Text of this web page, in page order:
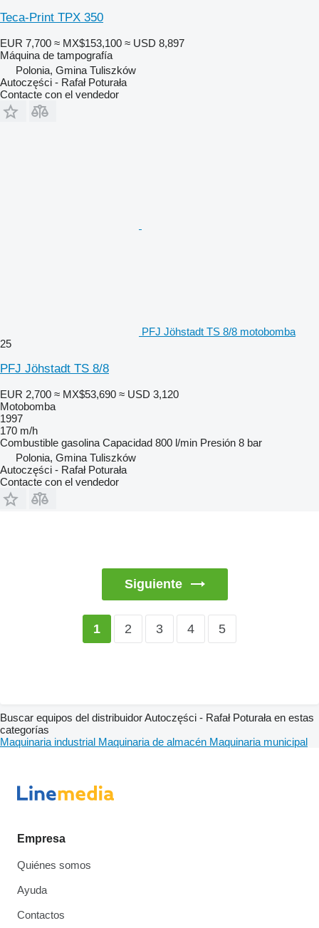
Teca-Print TPX 350
EUR 7,700 ≈ MX$153,100 ≈ USD 8,897
Máquina de tampografía
Polonia, Gmina Tuliszków
Autoczęści - Rafał Poturała
Contacte con el vendedor
PFJ Jöhstadt TS 8/8 motobomba
25
PFJ Jöhstadt TS 8/8
EUR 2,700 ≈ MX$53,690 ≈ USD 3,120
Motobomba
1997
170 m/h
Combustible gasolina Capacidad 800 l/min Presión 8 bar
Polonia, Gmina Tuliszków
Autoczęści - Rafał Poturała
Contacte con el vendedor
Siguiente
1 2 3 4 5
Buscar equipos del distribuidor Autoczęści - Rafał Poturała en estas
categorías
Maquinaria industrial Maquinaria de almacén Maquinaria municipal
Empresa
Quiénes somos
Ayuda
Contactos